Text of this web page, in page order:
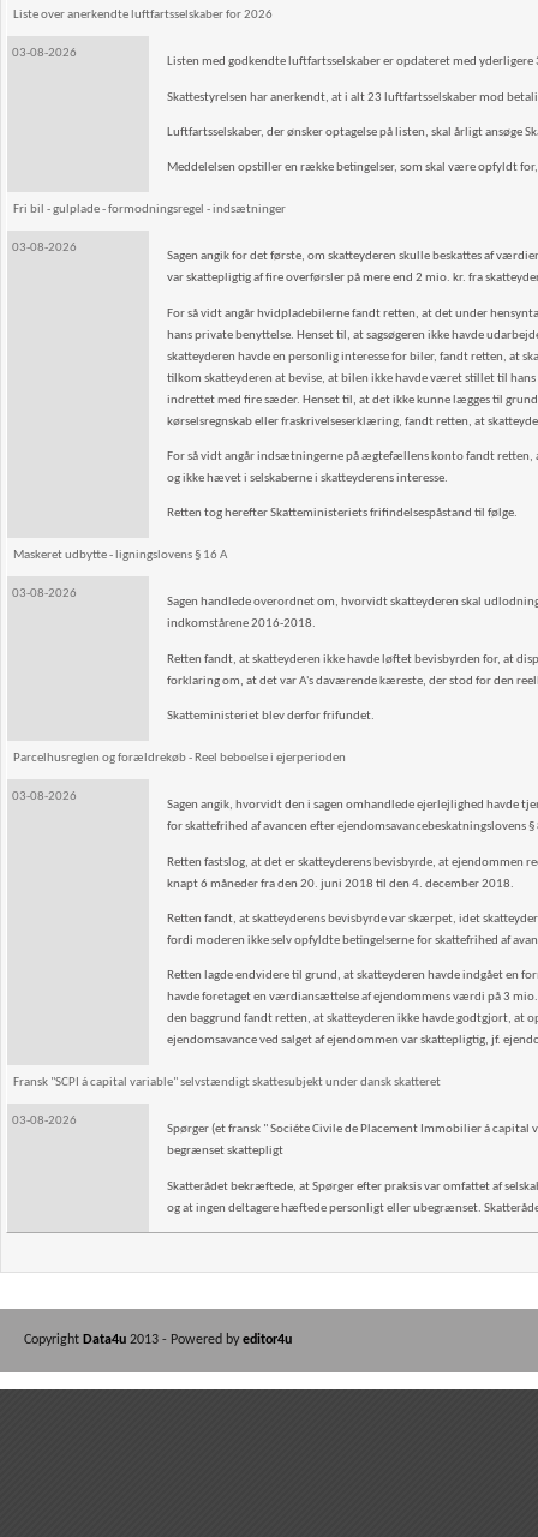
Liste over anerkendte luftfartsselskaber for 2026
03-08-2026
Listen med godkendte luftfartsselskaber er opdateret med yderligere
Skattestyrelsen har anerkendt, at i alt 23 luftfartsselskaber mod
Luftfartsselskaber, der ønsker optagelse på listen, skal årligt ansøge
Meddelelsen opstiller en række betingelser, som skal være opfyldt
Fri bil - gulplade - formodningsregel - indsætninger
03-08-2026
Sagen angik for det første, om skatteyderen skulle beskattes af
var skattepligtig af fire overførsler på mere end 2 mio. kr. fra
For så vidt angår hvidpladebilerne fandt retten, at det under
hans private benyttelse. Henset til, at sagsøgeren ikke havde
skatteyderen havde en personlig interesse for biler, fandt retten, at
tilkom skatteyderen at bevise, at bilen ikke havde været stillet til
indrettet med fire sæder. Henset til, at det ikke kunne lægges til
kørselsregnskab eller fraskrivelseserklæring, fandt retten, at
For så vidt angår indsætningerne på ægtefællens konto fandt retten,
og ikke hævet i selskaberne i skatteyderens interesse.
Retten tog herefter Skatteministeriets frifindelsespåstand til følge.
Maskeret udbytte - ligningslovens § 16 A
03-08-2026
Sagen handlede overordnet om, hvorvidt skatteyderen skal
indkomstårene 2016-2018.
Retten fandt, at skatteyderen ikke havde løftet bevisbyrden for, at
forklaring om, at det var A's daværende kæreste, der stod for den
Skatteministeriet blev derfor frifundet.
Parcelhusreglen og forældrekøb - Reel beboelse i ejerperioden
03-08-2026
Sagen angik, hvorvidt den i sagen omhandlede ejerlejlighed havde
for skattefrihed af avancen efter ejendomsavancebeskatningslovens
Retten fastslog, at det er skatteyderens bevisbyrde, at ejendommen
knapt 6 måneder fra den 20. juni 2018 til den 4. december 2018.
Retten fandt, at skatteyderens bevisbyrde var skærpet, idet
fordi moderen ikke selv opfyldte betingelserne for skattefrihed af
Retten lagde endvidere til grund, at skatteyderen havde indgået en
havde foretaget en værdiansættelse af ejendommens værdi på 3
den baggrund fandt retten, at skatteyderen ikke havde godtgjort, at
ejendomsavance ved salget af ejendommen var skattepligtig, jf.
Fransk "SCPI á capital variable" selvstændigt skattesubjekt under dansk skatteret
03-08-2026
Spørger (et fransk " Sociéte Civile de Placement Immobilier á
begrænset skattepligt
Skatterådet bekræftede, at Spørger efter praksis var omfattet af
og at ingen deltagere hæftede personligt eller ubegrænset.
Copyright Data4u 2013 - Powered by editor4u